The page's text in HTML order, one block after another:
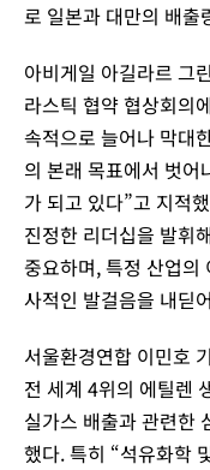
로 일본과 대만의 배출
아비게일 아길라르 그
라스틱 협약 협상회의
속적으로 늘어나 막대
의 본래 목표에서 벗어
가 되고 있다”고 지적
진정한 리더십을 발휘
중요하며, 특정 산업의
사적인 발걸음을 내딛
서울환경연합 이민호
전 세계 4위의 에틸렌
실가스 배출과 관련한
했다. 특히 “석유화학